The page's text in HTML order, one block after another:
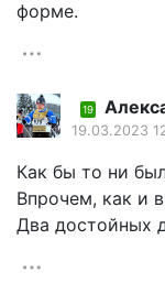
форме.
19
19.03.2023
Как бы то ни
Впрочем, как и
Два достойных